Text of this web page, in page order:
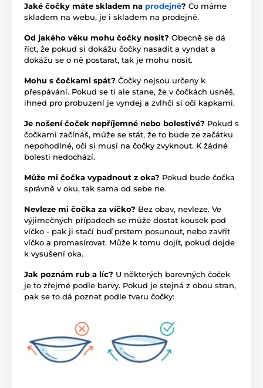
Jaké čočky máte skladem na prodejně? Co máme
skladem na webu, je i skladem na prodejně.
Od jakého věku mohu čočky nosit? Obecně se dá
říct, že pokud si dokážu čočky nasadit a vyndat a
dokážu se o ně postarat, tak je mohu nosit.
Mohu s čočkami spát? Čočky nejsou určeny k
přespávání. Pokud se ti ale stane, že v čočkách usněš,
ihned pro probuzení je vyndej a zvlhči si oči kapkami.
Je nošení čoček nepříjemné nebo bolestivé? Pokud s
čočkami začínáš, může se stát, že to bude ze začátku
nepohodlné, oči si musí na čočky zvyknout. K žádné
bolesti nedochází.
Může mi čočka vypadnout z oka? Pokud bude čočka
správně v oku, tak sama od sebe ne.
Nevleze mi čočka za víčko? Bez obav, nevleze. Ve
výjimečných případech se může dostat kousek pod
víčko - pak ji stačí buď prstem posunout, nebo zavřít
víčko a promasírovat. Může k tomu dojít, pokud dojde
k vysušení oka.
Jak poznám rub a líc? U některých barevných čoček
je to zřejmé podle barvy. Pokud je stejná z obou stran,
pak se to dá poznat podle tvaru čočky: